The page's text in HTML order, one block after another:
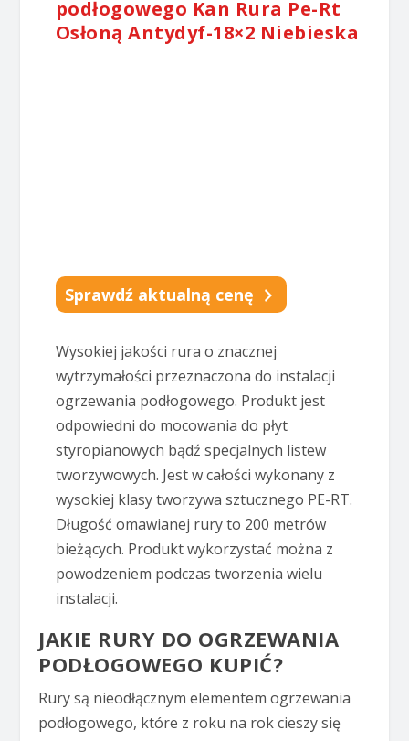
podłogowego Kan Rura Pe-Rt
Osłoną Antydyf-18×2 Niebieska
Sprawdź aktualną cenę
Wysokiej jakości rura o znacznej
wytrzymałości przeznaczona do instalacji
ogrzewania podłogowego. Produkt jest
odpowiedni do mocowania do płyt
styropianowych bądź specjalnych listew
tworzywowych. Jest w całości wykonany z
wysokiej klasy tworzywa sztucznego PE-RT.
Długość omawianej rury to 200 metrów
bieżących. Produkt wykorzystać można z
powodzeniem podczas tworzenia wielu
instalacji.
JAKIE RURY DO OGRZEWANIA
PODŁOGOWEGO KUPIĆ?
Rury są nieodłącznym elementem ogrzewania
podłogowego, które z roku na rok cieszy się